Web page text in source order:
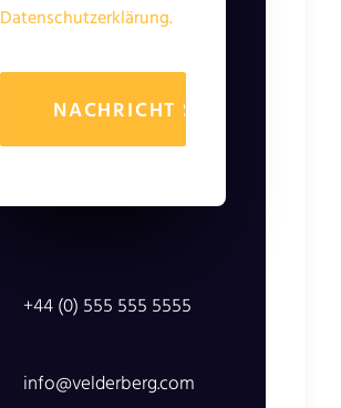
Datenschutzerklärung.
+44 (0) 555 555 5555
info@velderberg.com